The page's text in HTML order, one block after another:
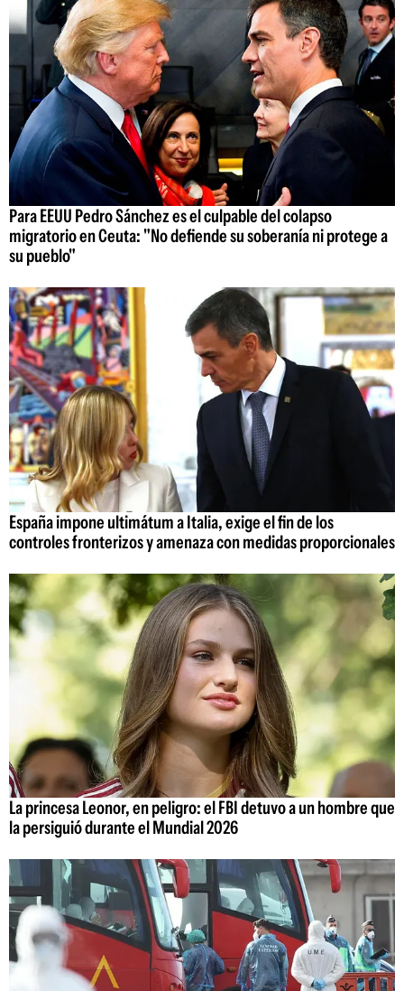
Para EEUU Pedro Sánchez es el culpable del colapso
migratorio en Ceuta: "No defiende su soberanía ni protege a
su pueblo"
España impone ultimátum a Italia, exige el fin de los
controles fronterizos y amenaza con medidas proporcionales
La princesa Leonor, en peligro: el FBI detuvo a un hombre que
la persiguió durante el Mundial 2026